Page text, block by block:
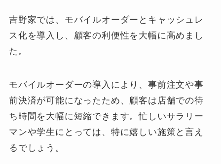
吉野家では、モバイルオーダーとキャッシュレ
ス化を導入し、顧客の利便性を大幅に高めまし
た。
モバイルオーダーの導入により、事前注文や事
前決済が可能になったため、顧客は店舗での待
ち時間を大幅に短縮できます。忙しいサラリー
マンや学生にとっては、特に嬉しい施策と言え
るでしょう。